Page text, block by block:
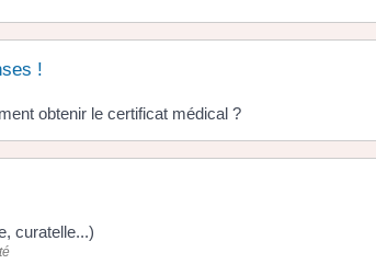
!
obtenir le certificat médical ?
curatelle...)